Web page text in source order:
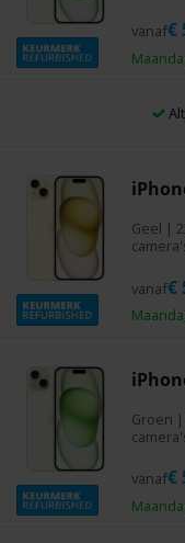
vanaf€
Geel |
vanaf€
Groen |
vanaf€